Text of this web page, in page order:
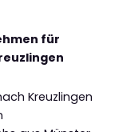
für
Kreuzlingen